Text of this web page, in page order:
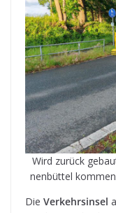
Wird zurück
nen­büt­tel
Die Ver­kehrs­in­sel